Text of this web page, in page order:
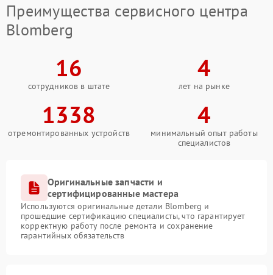
Преимущества сервисного центра
Blomberg
16
сотрудников в штате
4
лет на рынке
1338
отремонтированных устройств
4
минимальный опыт работы
специалистов
Оригинальные запчасти и
сертифицированные мастера
Используются оригинальные детали Blomberg и
прошедшие сертификацию специалисты, что гарантирует
корректную работу после ремонта и сохранение
гарантийных обязательств